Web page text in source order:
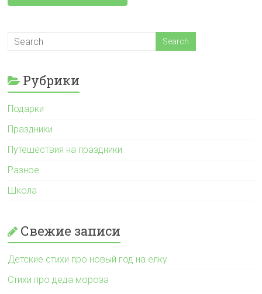
Рубрики
Подарки
Праздники
Путешествия на праздники
Разное
Школа
Свежие записи
Детские стихи про новый год на елку
Стихи про деда мороза